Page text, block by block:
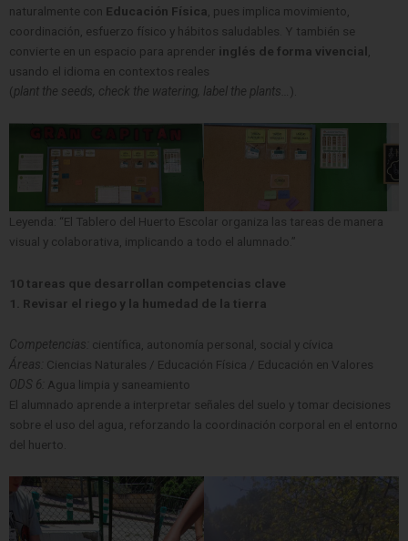
naturalmente con Educación Física, pues implica movimiento,
coordinación, esfuerzo físico y hábitos saludables. Y también se
convierte en un espacio para aprender inglés de forma vivencial,
usando el idioma en contextos reales
( plant the seeds, check the watering, label the plants… ).
Leyenda: “El Tablero del Huerto Escolar organiza las tareas de manera
visual y colaborativa, implicando a todo el alumnado.”
10 tareas que desarrollan competencias clave
1. Revisar el riego y la humedad de la tierra
Competencias: científica, autonomía personal, social y cívica
Áreas: Ciencias Naturales / Educación Física / Educación en Valores
ODS 6: Agua limpia y saneamiento
El alumnado aprende a interpretar señales del suelo y tomar decisiones
sobre el uso del agua, reforzando la coordinación corporal en el entorno
del huerto.